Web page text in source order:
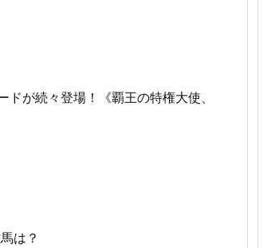
が続々登場！《覇王の特権大使、
は？